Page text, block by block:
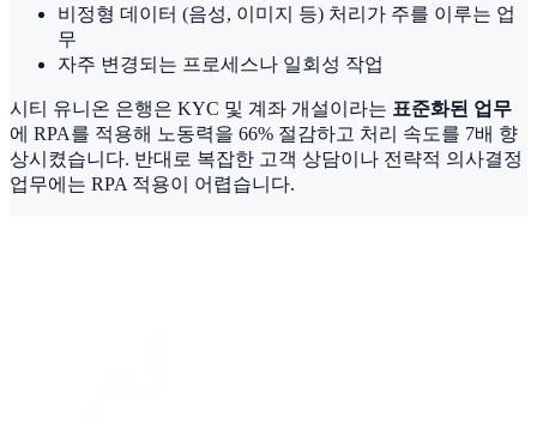
비정형 데이터 (음성, 이미지 등) 처리가 주를 이루는 업
무
자주 변경되는 프로세스나 일회성 작업
시티 유니온 은행은 KYC 및 계좌 개설이라는 표준화된 업무
에 RPA를 적용해 노동력을 66% 절감하고 처리 속도를 7배 향
상시켰습니다. 반대로 복잡한 고객 상담이나 전략적 의사결정
업무에는 RPA 적용이 어렵습니다.